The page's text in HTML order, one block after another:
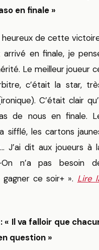
en finale »
heureux de cette
arrivé en finale, je
Le meilleur joueur
c’était la star,
C’était clair
de nous en finale.
sifflé, les cartons
J’ai dit aux joueurs à
n’a pas besoin
ce soir+ ». Lire
« Il va falloir que
question »